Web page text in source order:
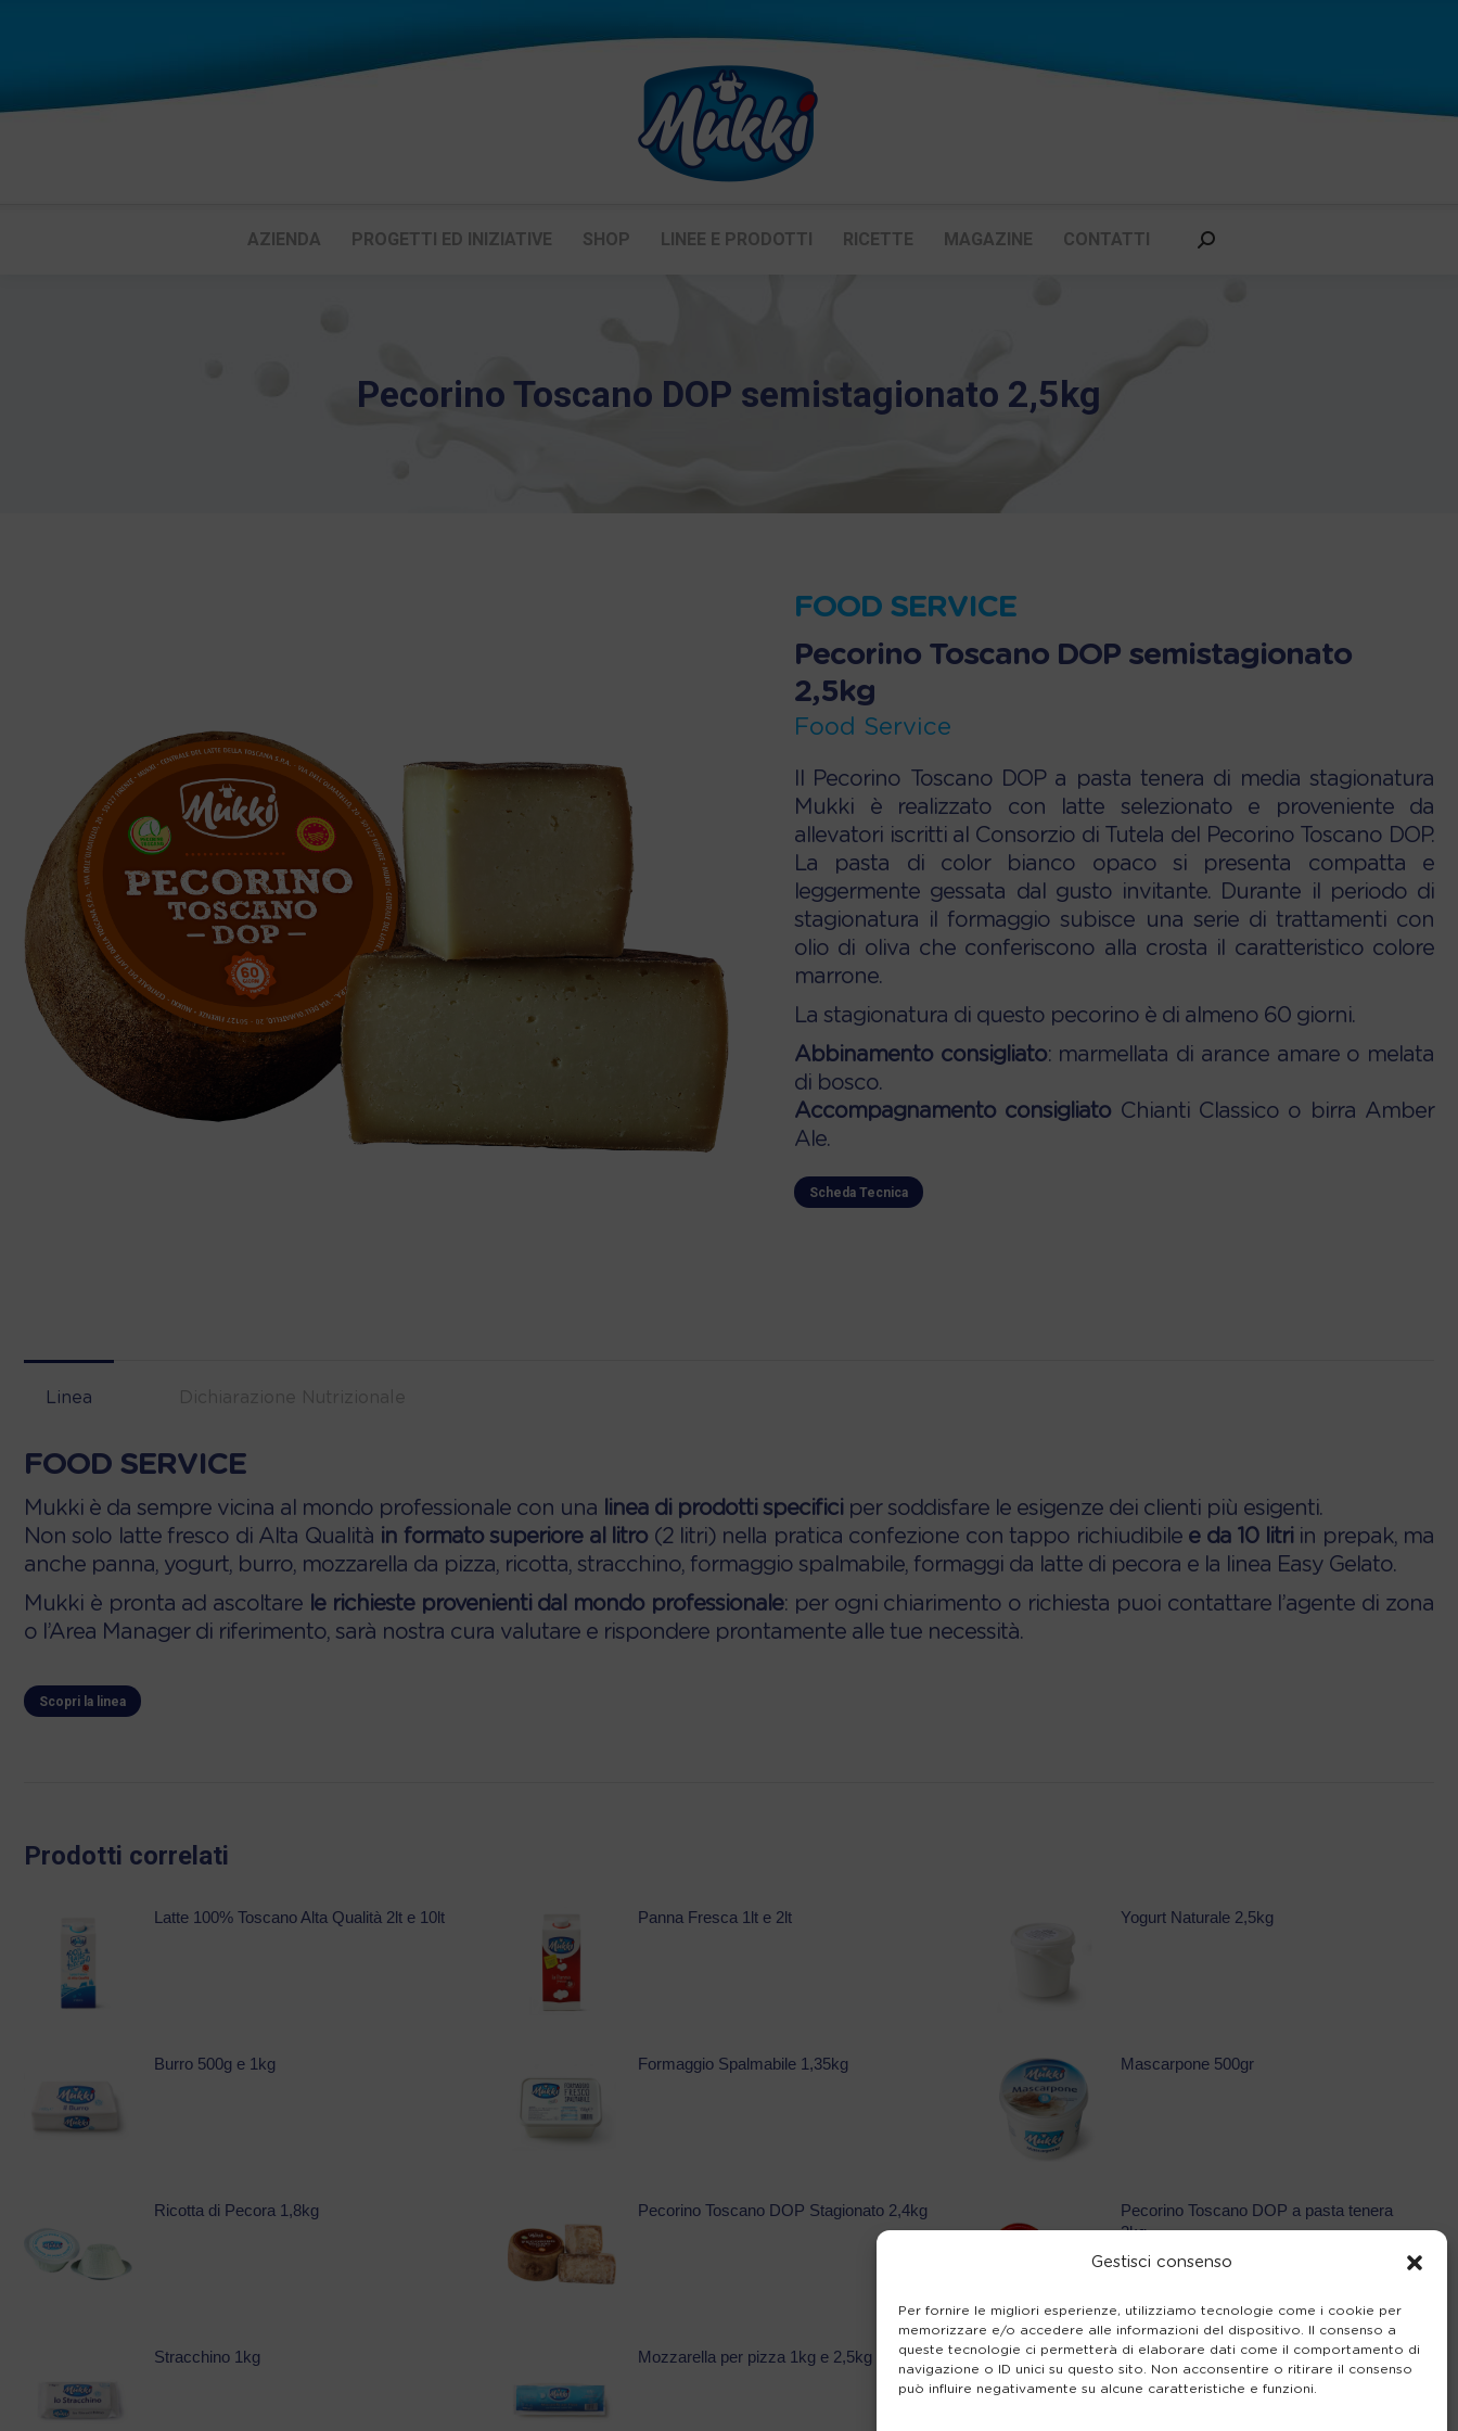
Gestisci consenso
Per fornire le migliori esperienze, utilizziamo tecnologie come i cookie per
memorizzare e/o accedere alle informazioni del dispositivo. Il consenso a
queste tecnologie ci permetterà di elaborare dati come il comportamento di
navigazione o ID unici su questo sito. Non acconsentire o ritirare il consenso
può influire negativamente su alcune caratteristiche e funzioni.
AZIENDA PROGETTI ED INIZIATIVE SHOP LINEE E PRODOTTI RICETTE MAGAZINE CONTATTI Cerca:
Pecorino Toscano DOP semistagionato 2,5kg
FOOD SERVICE
Pecorino Toscano DOP semistagionato
2,5kg
Food Service
Il Pecorino Toscano DOP a pasta tenera di media stagionatura
Mukki è realizzato con latte selezionato e proveniente da
allevatori iscritti al Consorzio di Tutela del Pecorino Toscano DOP.
La pasta di color bianco opaco si presenta compatta e
leggermente gessata dal gusto invitante. Durante il periodo di
stagionatura il formaggio subisce una serie di trattamenti con
olio di oliva che conferiscono alla crosta il caratteristico colore
marrone.
La stagionatura di questo pecorino è di almeno 60 giorni.
Abbinamento consigliato: marmellata di arance amare o melata
di bosco.
Accompagnamento consigliato Chianti Classico o birra Amber
Ale.
Scheda Tecnica
Linea
FOOD SERVICE
Mukki è da sempre vicina al mondo professionale con una linea di prodotti specificiper soddisfare le esigenze dei clienti più esigenti.
Non solo latte fresco di Alta Qualità in formato superiore al litro (2 litri) nella pratica confezione con tappo richiudibile e da 10 litriin prepak, ma
anche panna, yogurt, burro, mozzarella da pizza, ricotta, stracchino, formaggio spalmabile, formaggi da latte di pecora e la linea Easy Gelato.
Mukki è pronta ad ascoltare le richieste provenienti dal mondo professionale: per ogni chiarimento o richiesta puoi contattare l’agente di zona
o l’Area Manager di riferimento, sarà nostra cura valutare e rispondere prontamente alle tue necessità.
Scopri la linea
Prodotti correlati
Latte 100% Toscano Alta Qualità 2lt e 10lt Panna Fresca 1lt e 2lt Yogurt Naturale 2,5kg
Burro 500g e 1kg Formaggio Spalmabile 1,35kg Mascarpone 500gr
Ricotta di Pecora 1,8kg Pecorino Toscano DOP Stagionato 2,4kg
Pecorino Toscano DOP a pasta tenera
2kg
Stracchino 1kg Mozzarella per pizza 1kg e 2,5kg Ricotta vaccina 1,5kg